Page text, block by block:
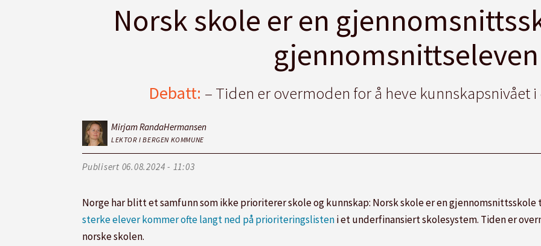
Norsk skole er en
gjennomsnittseleven
Debatt: – Tiden er overmoden for å heve kunnskapsnivået
Mirjam RandaHermansen
LEKTOR I BERGEN KOMMUNE
Publisert 06.08.2024 - 11:03
Norge har blitt et samfunn som ikke prioriterer skole og kunnskap: Norsk skole er en
sterke elever kommer ofte langt ned på prioriteringslisteni et underfinansiert skolesystem. Tiden er
norske skolen.